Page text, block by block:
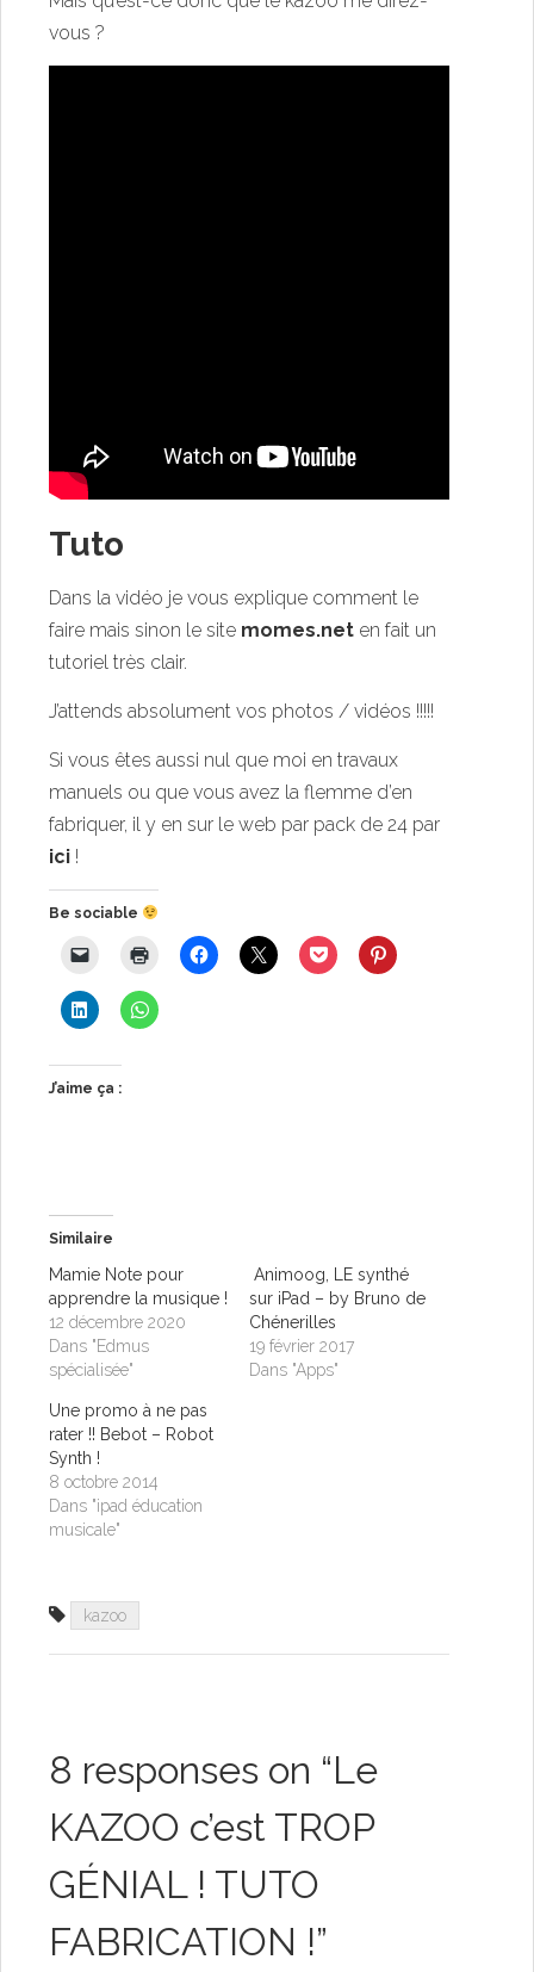
vous ?
Tuto
Dans la vidéo je vous explique comment le
faire mais sinon le site momes.net en fait un
tutoriel très clair.
J’attends absolument vos photos / vidéos !!!!!
Si vous êtes aussi nul que moi en travaux
manuels ou que vous avez la flemme d’en
fabriquer, il y en sur le web par pack de 24 par
ici !
Be sociable
J’aime ça :
Similaire
Mamie Note pour
apprendre la musique !
12 décembre 2020
Dans "Edmus
spécialisée"
Animoog, LE synthé
sur iPad – by Bruno de
Chénerilles
19 février 2017
Dans "Apps"
Une promo à ne pas
rater !! Bebot – Robot
Synth !
8 octobre 2014
Dans "ipad éducation
musicale"
kazoo
8 responses on “Le
KAZOO c’est TROP
GÉNIAL ! TUTO
FABRICATION !”